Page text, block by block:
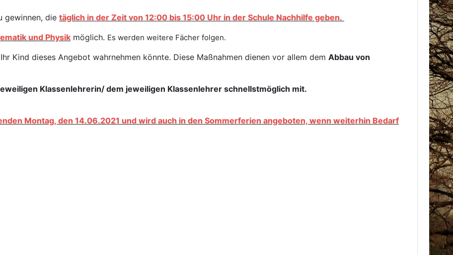
gewinnen, die täglich in der Zeit von 12:00 bis 15:00 Uhr in der Schule Nachhilfe geben.
und Physik möglich. Es werden weitere Fächer folgen.
Kind dieses Angebot wahrnehmen könnte. Diese Maßnahmen dienen vor allem dem Abbau von
Klassenlehrerin/ dem jeweiligen Klassenlehrer schnellstmöglich mit.
Montag, den 14.06.2021 und wird auch in den Sommerferien angeboten, wenn weiterhin Bedarf